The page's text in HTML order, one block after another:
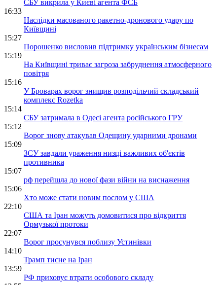
СБУ викрила у Києві агента ФСБ
16:33
Наслідки масованого ракетно-дронового удару по
Київщині
15:27
Порошенко висловив підтримку українським бізнесам
15:19
На Київщині триває загроза забруднення атмосферного
повітря
15:16
У Броварах ворог знищив розподільчий складський
комплекс Rozetka
15:14
СБУ затримала в Одесі агента російського ГРУ
15:12
Ворог знову атакував Одещину ударними дронами
15:09
ЗСУ завдали ураження низці важливих об'єктів
противника
15:07
рф перейшла до нової фази війни на виснаження
15:06
Хто може стати новим послом у США
22:10
США та Іран можуть домовитися про відкриття
Ормузької протоки
22:07
Ворог просунувся поблизу Устинівки
14:10
Трамп тисне на Іран
13:59
РФ приховує втрати особового складу